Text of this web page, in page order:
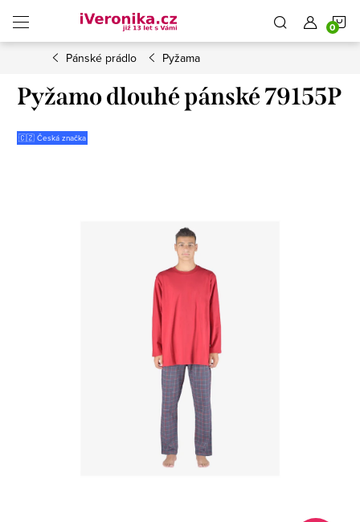
obsah
Pánské prádlo Pyžama
Pyžamo dlouhé pánské 79155P
🇨🇿 Česká značka